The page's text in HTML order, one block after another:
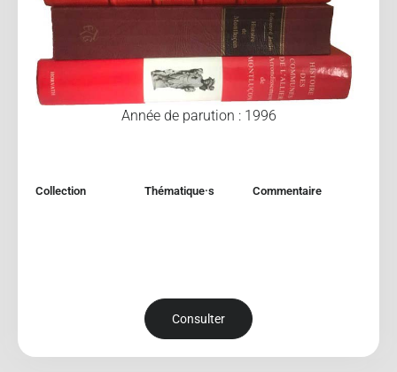
Année de parution : 1996
Collection Thématique·s Commentaire
Consulter